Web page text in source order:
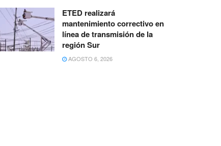
ETED realizará
mantenimiento correctivo en
línea de transmisión de la
región Sur
AGOSTO 6, 2026